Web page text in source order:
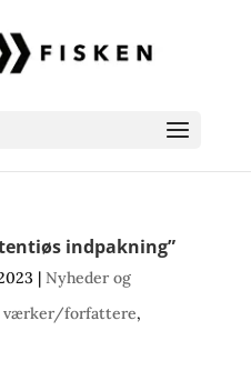
indpakning”
| Nyheder og
værker/forfattere,